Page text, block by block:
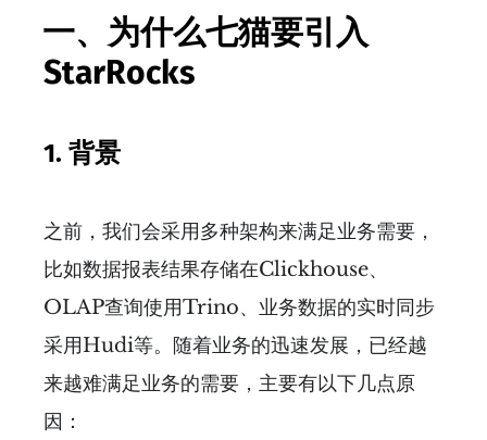
一、为什么七猫要引入
StarRocks
1. 背景
之前，我们会采用多种架构来满足业务需要，
比如数据报表结果存储在Clickhouse、
OLAP查询使用Trino、业务数据的实时同步
采用Hudi等。随着业务的迅速发展，已经越
来越难满足业务的需要，主要有以下几点原
因：